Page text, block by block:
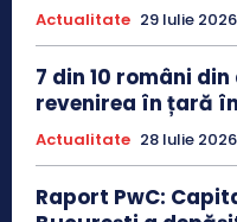
Actualitate 29 Iulie 2026
7 din 10 români
revenirea în țară
Actualitate 28 Iulie 2026
Raport PwC: